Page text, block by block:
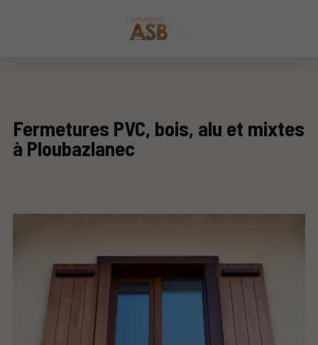
Fermetures PVC, bois, alu et mixtes
à Ploubazlanec